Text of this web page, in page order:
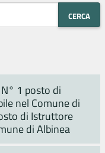
1 posto di
nel Comune di
di Istruttore
di Albinea